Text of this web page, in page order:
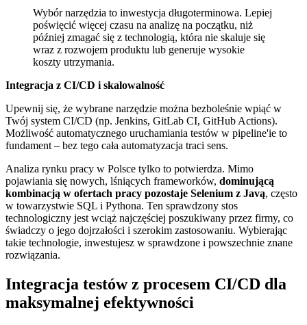
Wybór narzędzia to inwestycja długoterminowa. Lepiej
poświęcić więcej czasu na analizę na początku, niż
później zmagać się z technologią, która nie skaluje się
wraz z rozwojem produktu lub generuje wysokie
koszty utrzymania.
Integracja z CI/CD i skalowalność
Upewnij się, że wybrane narzędzie można bezboleśnie wpiąć w
Twój system CI/CD (np. Jenkins, GitLab CI, GitHub Actions).
Możliwość automatycznego uruchamiania testów w pipeline'ie to
fundament – bez tego cała automatyzacja traci sens.
Analiza rynku pracy w Polsce tylko to potwierdza. Mimo
pojawiania się nowych, lśniących frameworków, dominującą
kombinacją w ofertach pracy pozostaje Selenium z Javą, często
w towarzystwie SQL i Pythona. Ten sprawdzony stos
technologiczny jest wciąż najczęściej poszukiwany przez firmy, co
świadczy o jego dojrzałości i szerokim zastosowaniu. Wybierając
takie technologie, inwestujesz w sprawdzone i powszechnie znane
rozwiązania.
Integracja testów z procesem CI/CD dla
maksymalnej efektywności